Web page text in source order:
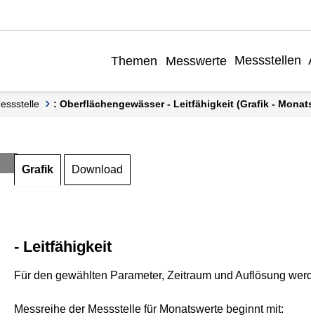
Themen Messwerte Messstellen
Messstelle : Oberflächengewässer - Leitfähigkeit (Grafik -
Grafik Download
- Leitfähigkeit
Für den gewählten Parameter, Zeitraum und Auflösung
Messreihe der Messstelle für Monatswerte beginnt mit: